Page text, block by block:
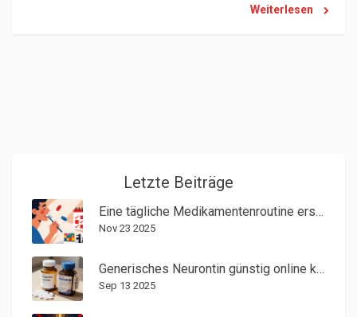
Weiterlesen
Letzte Beiträge
Eine tägliche Medikamentenroutine erstellen, die Sie einhalten können
Nov 23 2025
Generisches Neurontin günstig online kaufen - Sicher, legal & preiswert
Sep 13 2025